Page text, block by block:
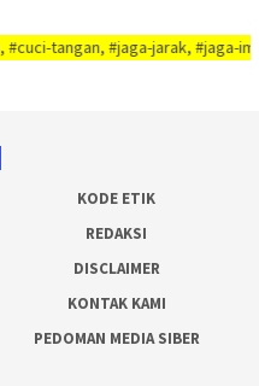
#jaga-jarak, #jaga-
KODE ETIK
REDAKSI
DISCLAIMER
KONTAK KAMI
PEDOMAN MEDIA SIBER